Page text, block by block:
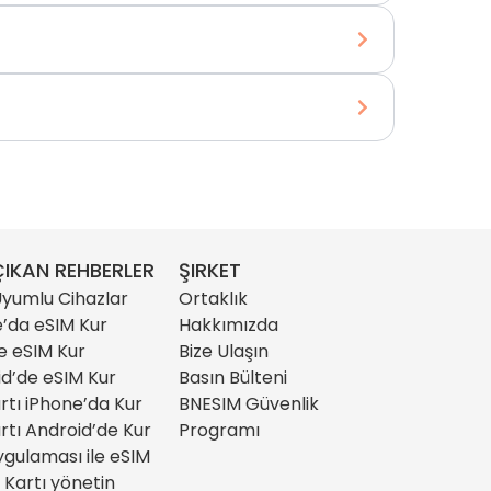
REHBERLER
Cihazlar
eSIM Kur
eSIM Kur
eSIM Kur
iPhone’da Kur
Android’de Kur
ile eSIM
Kartı yönetin
ŞIRKET
Ortaklık
Hakkımızda
Bize Ulaşın
Basın Bülteni
BNESIM Güvenlik
Programı